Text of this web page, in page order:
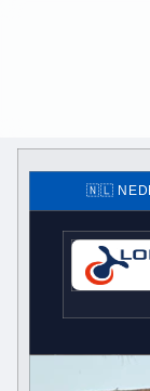
🇳🇱